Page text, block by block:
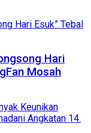
Hari
Mosah